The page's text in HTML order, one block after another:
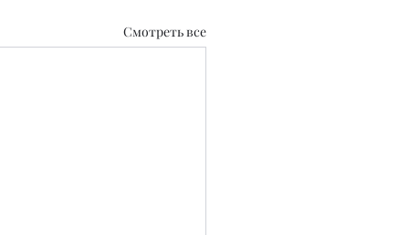
Смотреть все